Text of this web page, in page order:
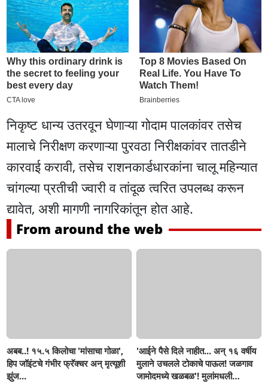
निकृष्ट धान्य उतरवून घेणाऱ्या गोदाम पालकांवर तसेच
मालाचे निरीक्षण करणाऱ्या पुरवठा निरीक्षकांवर तातडीने
कारवाई करावी, तसेच राशनकार्डधारकांना चालू महिन्यात
चांगल्या प्रतीची ज्वारी व तांदूळ त्वरित उपलब्ध करून
द्यावेत, अशी मागणी नागरिकांतून होत आहे.
From around the web
अबब..! १५.५ किलोचा 'मांसाचा गोळा',
हिप जॉइंटचे गंभीर फ्रॅक्चर अन् मृत्यूशी
झुंज...
'आईने पैसे दिले नाहीत... अन् १६ वर्षीय
मुलाने उचलले टोकाचे पाऊल! जळगाव
जामोदमध्ये खळबळ'! मुलांमधली